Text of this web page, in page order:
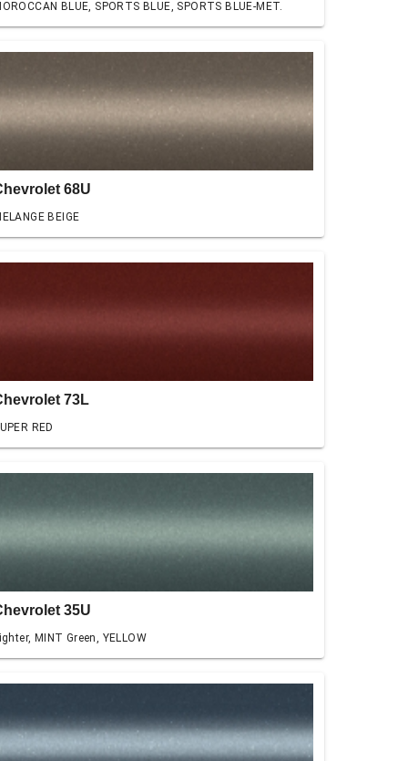
BLUE, SPORTS BLUE, SPORTS BLUE-MET.
68U
BEIGE
73L
RED
35U
MINT Green, YELLOW